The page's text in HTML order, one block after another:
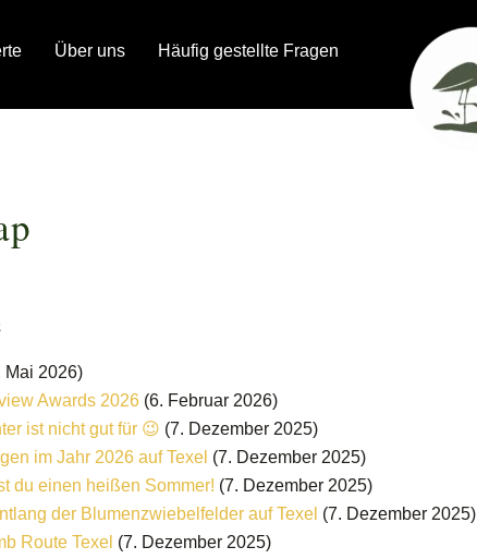
Über uns Häufig gestellte Fragen
Mai 2026)
Awards 2026 (6. Februar 2026)
ist nicht gut für 😉 (7. Dezember 2025)
im Jahr 2026 auf Texel (7. Dezember 2025)
du einen heißen Sommer! (7. Dezember 2025)
der Blumenzwiebelfelder auf Texel (7. Dezember 2025)
Route Texel (7. Dezember 2025)